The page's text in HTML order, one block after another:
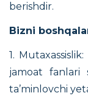
berishdir.
Bizni
1.
jamoat fanlari
ta’minlovchi